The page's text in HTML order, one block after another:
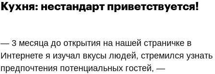
Кухня: нестандарт приветствуется!
— 3 месяца до открытия на нашей страничке в
Интернете я изучал вкусы людей, стремился узнать
предпочтения потенциальных гостей, —